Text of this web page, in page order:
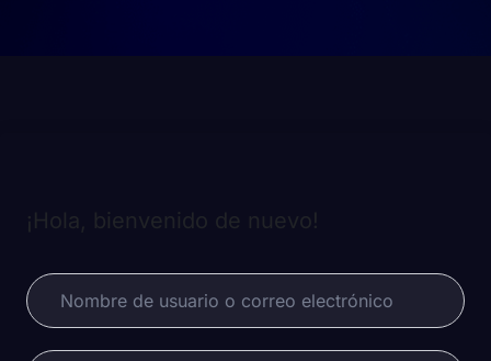
¡Hola, bienvenido de nuevo!